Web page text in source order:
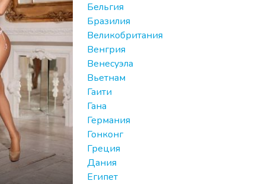
Бельгия
Бразилия
Великобритания
Венгрия
Венесуэла
Вьетнам
Гаити
Гана
Германия
Гонконг
Греция
Дания
Египет